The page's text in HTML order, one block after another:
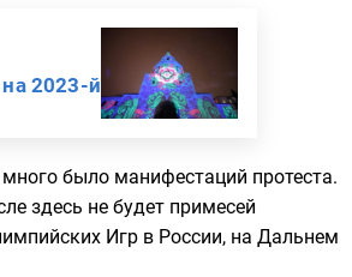
2023-й
было манифестаций протеста.
здесь не будет примесей
Игр в России, на Дальнем